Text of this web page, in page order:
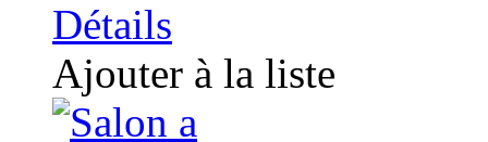
Détails
Ajouter à la liste